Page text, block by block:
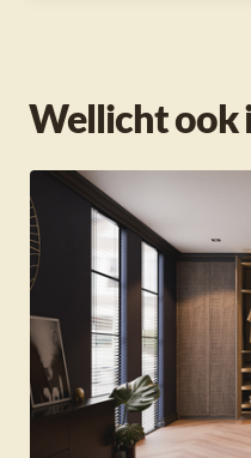
Wellicht ook